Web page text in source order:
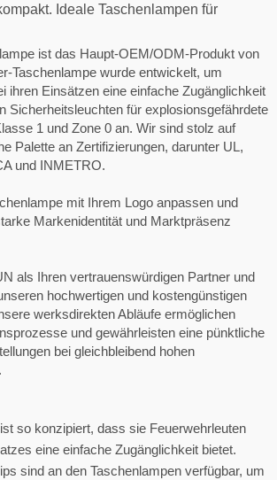
Ideale Taschenlampen für
ist das Haupt-OEM/ODM-Produkt von
Taschenlampe wurde entwickelt, um
ihren Einsätzen eine einfache Zugänglichkeit
Sicherheitsleuchten für explosionsgefährdete
1 und Zone 0 an. Wir sind stolz auf
Palette an Zertifizierungen, darunter UL,
und INMETRO.
mit Ihrem Logo anpassen und
Markenidentität und Marktpräsenz
als Ihren vertrauenswürdigen Partner und
hochwertigen und kostengünstigen
werksdirekten Abläufe ermöglichen
und gewährleisten eine pünktliche
bei gleichbleibend hohen
so konzipiert, dass sie Feuerwehrleuten
eine einfache Zugänglichkeit bietet.
sind an den Taschenlampen verfügbar, um